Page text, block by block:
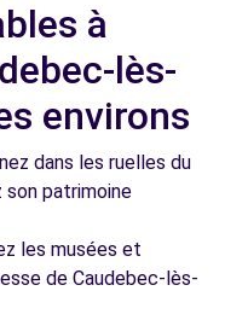
à
lès-
environs
dans les ruelles du
patrimoine
les musées et
de Caudebec-lès-